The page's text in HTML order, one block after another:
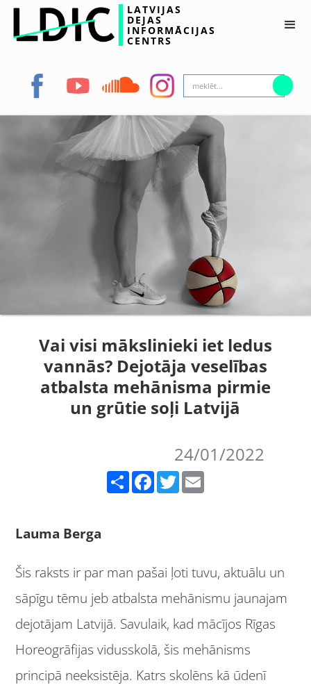
LATVIJAS
DEJAS
INFORMĀCIJAS
CENTRS
Vai visi mākslinieki iet ledus
vannās? Dejotāja veselības
atbalsta mehānisma pirmie
un grūtie soļi Latvijā
24/01/2022
Facebook Twitter
Lauma Berga
Šis raksts ir par man pašai ļoti tuvu, aktuālu un
sāpīgu tēmu jeb atbalsta mehānismu jaunajam
dejotājam Latvijā. Savulaik, kad mācījos Rīgas
Horeogrāfijas vidusskolā, šis mehānisms
principā neeksistēja. Katrs skolēns kā ūdenī